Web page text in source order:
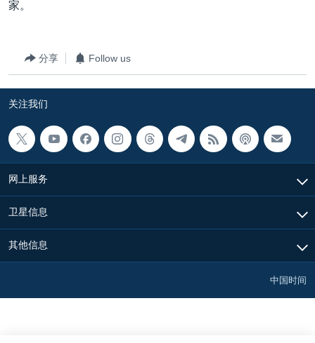
家。
分享 Follow us
关注我们
网上服务
卫星信息
其他信息
中国时间